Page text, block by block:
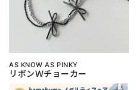
AS KNOW AS PINKY
リボンＷチョーカー